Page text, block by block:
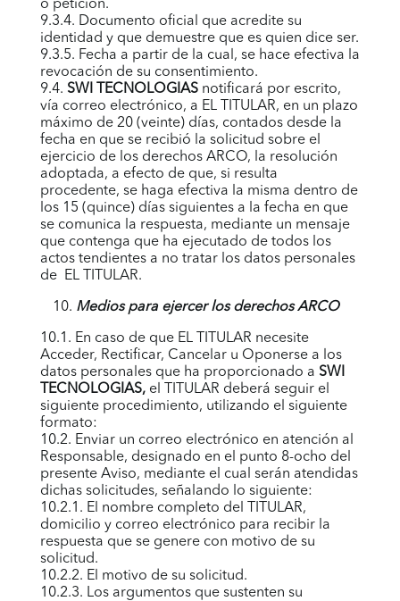
o petición.
9.3.4. Documento oficial que acredite su
identidad y que demuestre que es quien dice ser.
9.3.5. Fecha a partir de la cual, se hace efectiva la
revocación de su consentimiento.
9.4. SWI TECNOLOGIASnotificará por escrito,
vía correo electrónico, a EL TITULAR, en un plazo
máximo de 20 (veinte) días, contados desde la
fecha en que se recibió la solicitud sobre el
ejercicio de los derechos ARCO, la resolución
adoptada, a efecto de que, si resulta
procedente, se haga efectiva la misma dentro de
los 15 (quince) días siguientes a la fecha en que
se comunica la respuesta, mediante un mensaje
que contenga que ha ejecutado de todos los
actos tendientes a no tratar los datos personales
de EL TITULAR.
Medios para ejercer los derechos ARCO
10.1. En caso de que EL TITULAR necesite
Acceder, Rectificar, Cancelar u Oponerse a los
datos personales que ha proporcionado a SWI
TECNOLOGIAS, el TITULAR deberá seguir el
siguiente procedimiento, utilizando el siguiente
formato:
10.2. Enviar un correo electrónico en atención al
Responsable, designado en el punto 8-ocho del
presente Aviso, mediante el cual serán atendidas
dichas solicitudes, señalando lo siguiente:
10.2.1. El nombre completo del TITULAR,
domicilio y correo electrónico para recibir la
respuesta que se genere con motivo de su
solicitud.
10.2.2. El motivo de su solicitud.
10.2.3. Los argumentos que sustenten su